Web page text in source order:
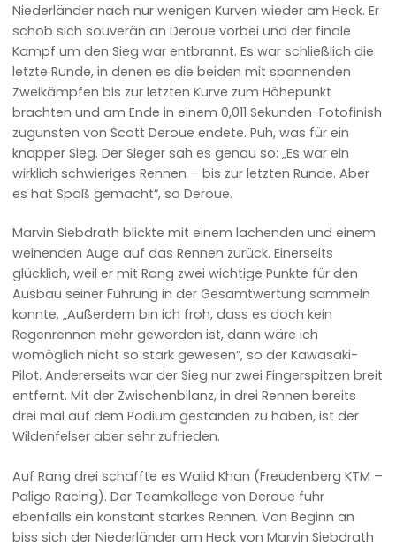
Niederländer nach nur wenigen Kurven wieder am Heck. Er
schob sich souverän an Deroue vorbei und der finale
Kampf um den Sieg war entbrannt. Es war schließlich die
letzte Runde, in denen es die beiden mit spannenden
Zweikämpfen bis zur letzten Kurve zum Höhepunkt
brachten und am Ende in einem 0,011 Sekunden-Fotofinish
zugunsten von Scott Deroue endete. Puh, was für ein
knapper Sieg. Der Sieger sah es genau so: „Es war ein
wirklich schwieriges Rennen – bis zur letzten Runde. Aber
es hat Spaß gemacht“, so Deroue.
Marvin Siebdrath blickte mit einem lachenden und einem
weinenden Auge auf das Rennen zurück. Einerseits
glücklich, weil er mit Rang zwei wichtige Punkte für den
Ausbau seiner Führung in der Gesamtwertung sammeln
konnte. „Außerdem bin ich froh, dass es doch kein
Regenrennen mehr geworden ist, dann wäre ich
womöglich nicht so stark gewesen“, so der Kawasaki-
Pilot. Andererseits war der Sieg nur zwei Fingerspitzen breit
entfernt. Mit der Zwischenbilanz, in drei Rennen bereits
drei mal auf dem Podium gestanden zu haben, ist der
Wildenfelser aber sehr zufrieden.
Auf Rang drei schaffte es Walid Khan (Freudenberg KTM –
Paligo Racing). Der Teamkollege von Deroue fuhr
ebenfalls ein konstant starkes Rennen. Von Beginn an
biss sich der Niederländer am Heck von Marvin Siebdrath